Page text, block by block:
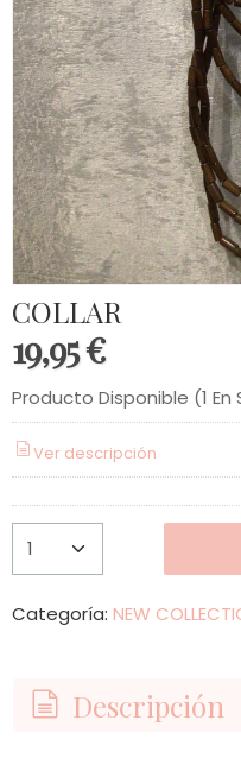
COLLAR
19,95 €
Producto Disponible (1
Ver descripción
Categoría: NEW
Descripción